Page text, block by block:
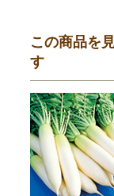
この商品を
す